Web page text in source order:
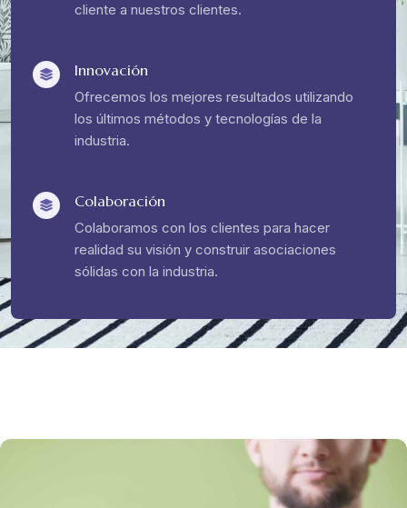
cliente a nuestros clientes.
Innovación
Ofrecemos los mejores resultados utilizando
los últimos métodos y tecnologías de la
industria.
Colaboración
Colaboramos con los clientes para hacer
realidad su visión y construir asociaciones
sólidas con la industria.